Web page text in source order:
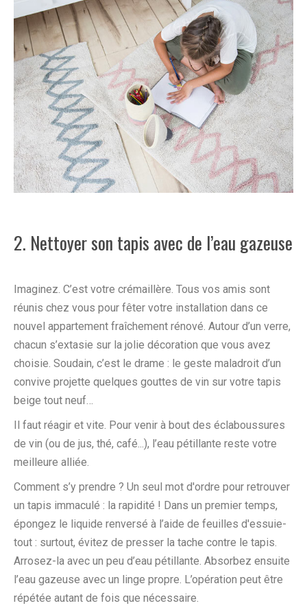
2. Nettoyer son tapis avec de l’eau gazeuse
Imaginez. C’est votre crémaillère. Tous vos amis sont
réunis chez vous pour fêter votre installation dans ce
nouvel appartement fraîchement rénové. Autour d’un verre,
chacun s’extasie sur la jolie décoration que vous avez
choisie. Soudain, c’est le drame : le geste maladroit d’un
convive projette quelques gouttes de vin sur votre tapis
beige tout neuf…
Il faut réagir et vite. Pour venir à bout des éclaboussures
de vin (ou de jus, thé, café...), l’eau pétillante reste votre
meilleure alliée.
Comment s’y prendre ? Un seul mot d'ordre pour retrouver
un tapis immaculé : la rapidité ! Dans un premier temps,
épongez le liquide renversé à l’aide de feuilles d'essuie-
tout : surtout, évitez de presser la tache contre le tapis.
Arrosez-la avec un peu d’eau pétillante. Absorbez ensuite
l’eau gazeuse avec un linge propre. L’opération peut être
répétée autant de fois que nécessaire.